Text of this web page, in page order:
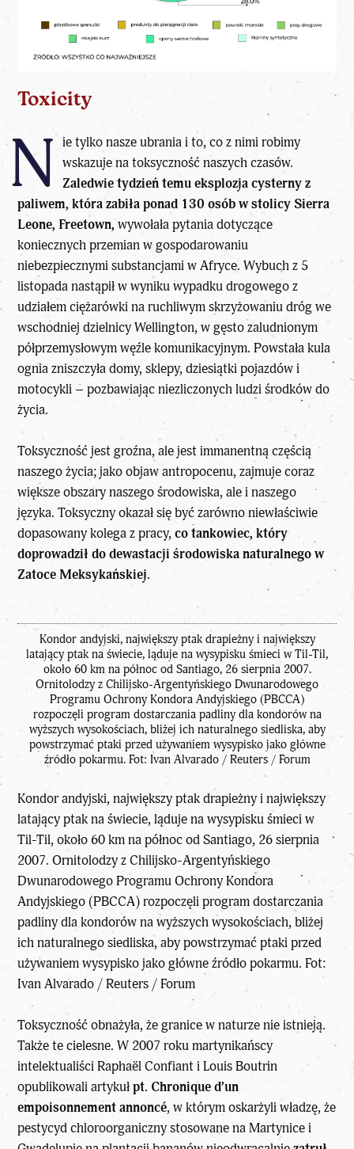
Toxicity
N ie tylko nasze ubrania i to, co z nimi robimy
wskazuje na toksyczność naszych czasów.
Zaledwie tydzień temu eksplozja cysterny z
paliwem, która zabiła ponad 130 osób w stolicy Sierra
Leone, Freetown,wywołała pytania dotyczące
koniecznych przemian w gospodarowaniu
niebezpiecznymi substancjami w Afryce. Wybuch z 5
listopada nastąpił w wyniku wypadku drogowego z
udziałem ciężarówki na ruchliwym skrzyżowaniu dróg we
wschodniej dzielnicy Wellington, w gęsto zaludnionym
półprzemysłowym węźle komunikacyjnym. Powstała kula
ognia zniszczyła domy, sklepy, dziesiątki pojazdów i
motocykli – pozbawiając niezliczonych ludzi środków do
życia.
Toksyczność jest groźna, ale jest immanentną częścią
naszego życia; jako objaw antropocenu, zajmuje coraz
większe obszary naszego środowiska, ale i naszego
języka. Toksyczny okazał się być zarówno niewłaściwie
dopasowany kolega z pracy,co tankowiec, który
doprowadził do dewastacji środowiska naturalnego w
Zatoce Meksykańskiej.
Kondor andyjski, największy ptak drapieżny i największy
latający ptak na świecie, ląduje na wysypisku śmieci w Til-Til,
około 60 km na północ od Santiago, 26 sierpnia 2007.
Ornitolodzy z Chilijsko-Argentyńskiego Dwunarodowego
Programu Ochrony Kondora Andyjskiego (PBCCA)
rozpoczęli program dostarczania padliny dla kondorów na
wyższych wysokościach, bliżej ich naturalnego siedliska, aby
powstrzymać ptaki przed używaniem wysypisko jako główne
źródło pokarmu. Fot: Ivan Alvarado / Reuters / Forum
Kondor andyjski, największy ptak drapieżny i największy
latający ptak na świecie, ląduje na wysypisku śmieci w
Til-Til, około 60 km na północ od Santiago, 26 sierpnia
2007. Ornitolodzy z Chilijsko-Argentyńskiego
Dwunarodowego Programu Ochrony Kondora
Andyjskiego (PBCCA) rozpoczęli program dostarczania
padliny dla kondorów na wyższych wysokościach, bliżej
ich naturalnego siedliska, aby powstrzymać ptaki przed
używaniem wysypisko jako główne źródło pokarmu. Fot:
Ivan Alvarado / Reuters / Forum
Toksyczność obnażyła, że granice w naturze nie istnieją.
Także te cielesne. W 2007 roku martynikańscy
intelektualiści Raphaël Confiant i Louis Boutrin
opublikowali artykułpt. Chronique d’un
empoisonnement annoncé, w którym oskarżyli władzę, że
pestycyd chloroorganiczny stosowane na Martynice i